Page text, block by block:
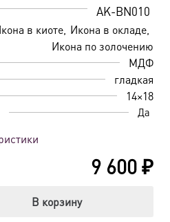
AK-BN010
в киоте Икона в окладе
Икона по золочению
МДФ
гладкая
14×18
Да
9 600₽
В корзину